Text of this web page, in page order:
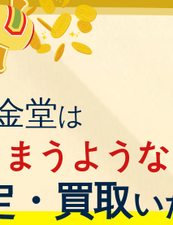
堂は
うよう
・買取い